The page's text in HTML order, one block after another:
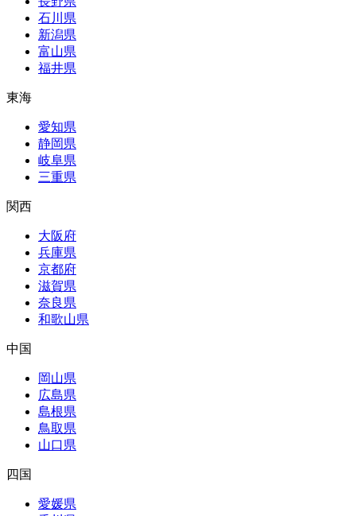
石川県
新潟県
富山県
福井県
東海
愛知県
静岡県
岐阜県
三重県
関西
大阪府
兵庫県
京都府
滋賀県
奈良県
和歌山県
中国
岡山県
広島県
島根県
鳥取県
山口県
四国
愛媛県